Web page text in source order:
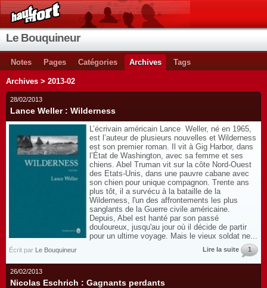
Le Bouquineur
Notes Pages Catégories Archives Tags
Archives > 2013-02
28/02/2013
Lance Weller : Wilderness
L’écrivain américain Lance Weller, né en 1965,
est l’auteur de plusieurs nouvelles et Wilderness
est son premier roman. Il vit à Gig Harbor, dans
l’État de Washington, avec sa femme et ses
chiens. Abel Truman vit sur la côte Nord-Ouest
des Etats-Unis, dans une pauvre cabane avec
son chien pour unique compagnon. Trente ans
plus tôt, il a survécu à la bataille de la
Wilderness, l'un des affrontements les plus
sanglants de la Guerre civile américaine.
Depuis, Abel est hanté par son passé
douloureux, jusqu'au jour où il décide de partir
pour un ultime voyage. Mais le vieux soldat ne...
Écrit par Le Bouquineur Lire la suite 1
26/02/2013
Nicolas Eschrich : Gagnants perdants